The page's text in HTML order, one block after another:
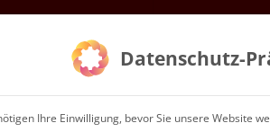
Datenschutz-
Ihre Einwilligung, bevor Sie unsere Website